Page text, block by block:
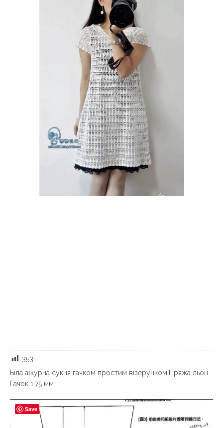
353
Біла ажурна сукня гачком простим візерунком.Пряжа льон.
Гачок 1.75 мм
Save